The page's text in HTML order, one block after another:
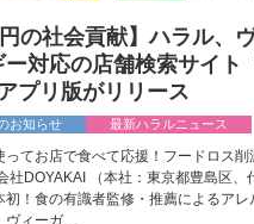
円の社会貢献】ハラル、
ー対応の店舗検索サイト
プリ版がリリース
お知らせ 最新ハラルニュース
ってお店で食べて応援！フードロス
社DOYAKAI （本社：東京都豊島区、
初！食の有識者監修・推薦によるア
ヴィーガ…